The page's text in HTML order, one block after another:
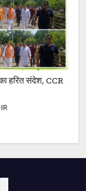
हरित संदेश, CCR